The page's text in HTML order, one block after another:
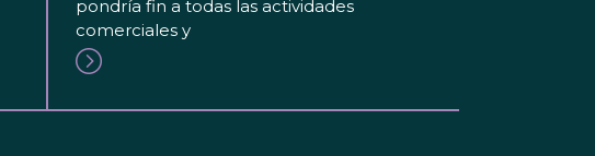
pondría fin a todas las actividades
comerciales y